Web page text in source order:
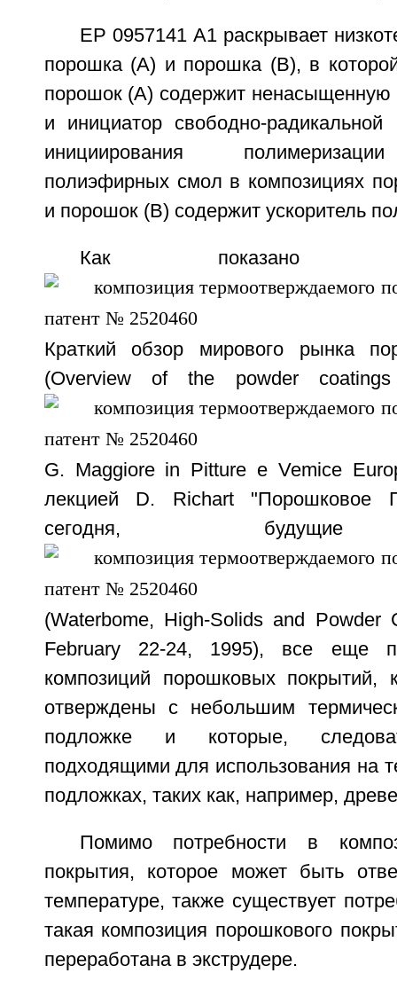
ЕР 0957141 А1 раскрывает
порошка (А) и порошка (В), в
порошок (А) содержит
и инициатор свободно-
инициирования
полиэфирных смол в композициях
и порошок (В) содержит ускоритель
Как показано
Краткий обзор мирового рынка
(Overview of the powder
G. Maggiore in Pitture e Vemice
лекцией D. Richart "Порошковое
сегодня, будущие
(Waterbome, High-Solids and Powder
February 22-24, 1995), все еще
композиций порошковых покрытий,
отверждены с небольшим
подложке и которые,
подходящими для использования на
подложках, таких как, например,
Помимо потребности в
покрытия, которое может быть
температуре, также существует
такая композиция порошкового
переработана в экструдере.